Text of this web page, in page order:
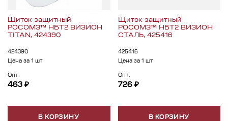
Щиток защитный
РОСОМЗ™ НБТ2 ВИЗИОН
TITAN, 424390
424390
Цена за 1 шт
Опт:
463 ₽
В КОРЗИНУ
Щиток защитный
РОСОМЗ™ НБТ2 ВИЗИОН
СТАЛЬ, 425416
425416
Цена за 1 шт
Опт:
726 ₽
В КОРЗИНУ